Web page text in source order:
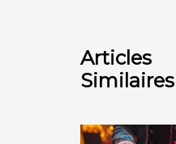
Articles
Similaires